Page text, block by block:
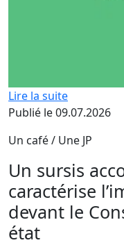
Lire la suite
Publié le 09.07.2026
Un café / Une JP
Un sursis
caractérise
devant le
état